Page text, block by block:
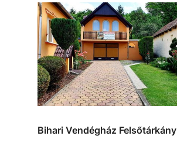
Bihari Vendégház Felsőtárkány